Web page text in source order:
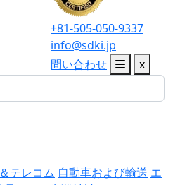
+81-505-050-9337
info@sdki.jp
問い合わせ
x
テレコム 自動車および輸送 エ